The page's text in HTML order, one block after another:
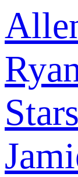
Stars